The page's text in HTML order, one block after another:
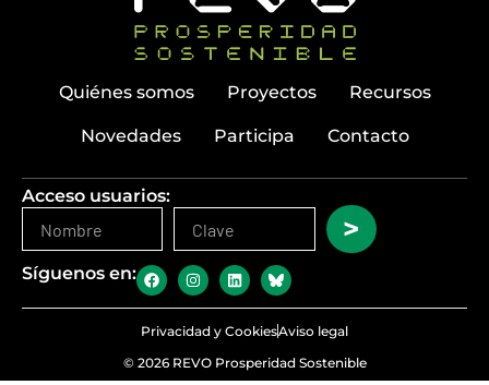
Quiénes somos Proyectos Recursos
Novedades Participa Contacto
Acceso usuarios:
>
Síguenos en:
© 2026 REVO Prosperidad Sostenible
Privacidad y CookiesAviso legal